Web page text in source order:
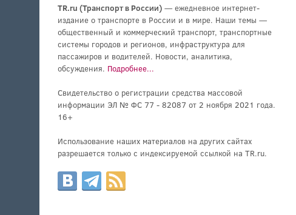
TR.ru (Транспорт в России)— ежедневное интернет-
издание о транспорте в России и в мире. Наши темы —
общественный и коммерческий транспорт, транспортные
системы городов и регионов, инфраструктура для
пассажиров и водителей. Новости, аналитика,
обсуждения. Подробнее...
Свидетельство о регистрации средства массовой
информации ЭЛ № ФС 77 - 82087 от 2 ноября 2021 года.
16+
Использование наших материалов на других сайтах
разрешается только с индексируемой ссылкой на TR.ru.